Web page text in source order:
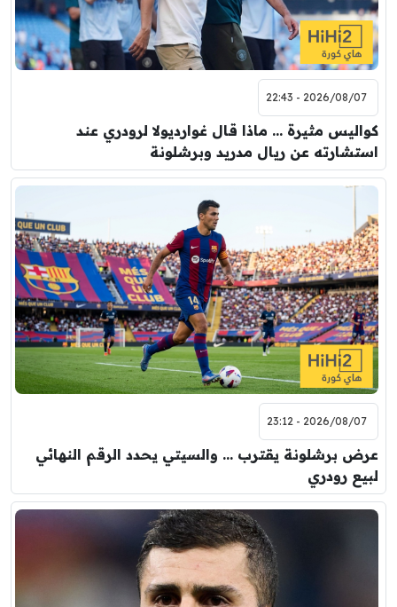
2026/08/07 - 22:43
كواليس مثيرة … ماذا قال غوارديولا لرودري عند
استشارته عن ريال مدريد وبرشلونة
2026/08/07 - 23:12
عرض برشلونة يقترب … والسيتي يحدد الرقم النهائي
لبيع رودري